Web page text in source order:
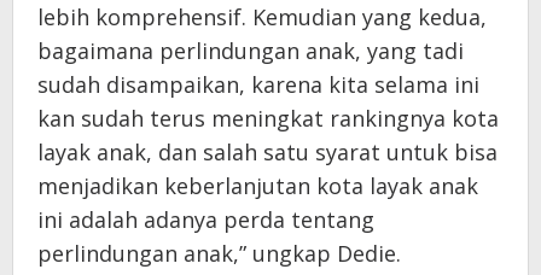
lebih komprehensif. Kemudian yang kedua,
bagaimana perlindungan anak, yang tadi
sudah disampaikan, karena kita selama ini
kan sudah terus meningkat rankingnya kota
layak anak, dan salah satu syarat untuk bisa
menjadikan keberlanjutan kota layak anak
ini adalah adanya perda tentang
perlindungan anak,” ungkap Dedie.